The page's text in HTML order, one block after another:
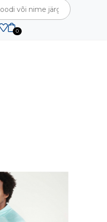
SEOSES
ESINEDA TEHNILISI
SUHTUMISE EEST!
0